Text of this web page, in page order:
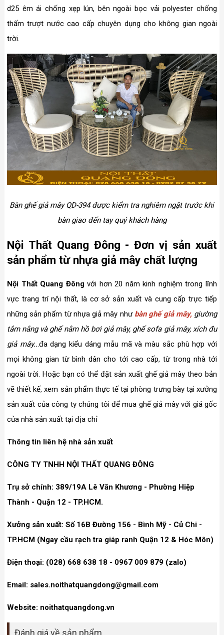
d25 êm ái chống xẹp lún, bên ngoài bọc vải polyester chống
thấm trượt nước cao cấp chuyên dụng cho không gian ngoài
trời.
Bàn ghế giả mây QD-394 được kiểm tra nghiêm ngặt trước khi
bàn giao đến tay quý khách hàng
Nội Thất Quang Đông - Đơn vị sản xuất
sản phẩm từ nhựa giả mây chất lượng
Nội Thất Quang Đôngvới hơn 20 năm kinh nghiệm trong lĩnh
vực trang trí nội thất, là cơ sở sản xuất và cung cấp trực tiếp
những sản phẩm từ nhựa giả mây như bàn ghế giả mây,giường
tắm nắng và ghế nằm hồ bơi giả mây, ghế sofa giả mây, xích đu
giả mây...đa dạng kiểu dáng mẫu mã và màu sắc phù hợp với
mọi không gian từ bình dân cho tới cao cấp, từ trong nhà tới
ngoài trời. Hoặc bạn có thể đặt sản xuất ghế giả mây theo bản
vẽ thiết kế, xem sản phẩm thực tế tại phòng trưng bày tại xưởng
sản xuất của công ty chúng tôi để mua ghế giả mây với giá gốc
của nhà sản xuất tại địa chỉ
Thông tin liên hệ nhà sản xuất
CÔNG TY TNHH NỘI THẤT QUANG ĐÔNG
Trụ sở chính: 389/19A Lê Văn Khương - Phường Hiệp
Thành - Quận 12 - TP.HCM.
Xưởng sản xuất: Số 16B Đường 156 - Bình Mỹ - Củ Chi -
TP.HCM (Ngay cầu rạch tra giáp ranh Quận 12 & Hóc Môn)
Điện thoại: (028) 668 638 18 - 0967 009 879 (zalo)
Email: sales.noithatquangdong@gmail.com
Website: noithatquangdong.vn